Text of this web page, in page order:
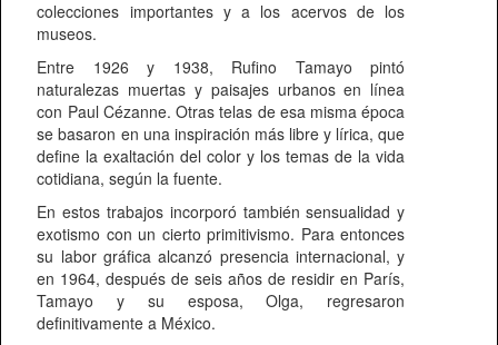
colecciones importantes y a los acervos de los
museos.
Entre 1926 y 1938, Rufino Tamayo pintó
naturalezas muertas y paisajes urbanos en línea
con Paul Cézanne. Otras telas de esa misma época
se basaron en una inspiración más libre y lírica, que
define la exaltación del color y los temas de la vida
cotidiana, según la fuente.
En estos trabajos incorporó también sensualidad y
exotismo con un cierto primitivismo. Para entonces
su labor gráfica alcanzó presencia internacional, y
en 1964, después de seis años de residir en París,
Tamayo y su esposa, Olga, regresaron
definitivamente a México.